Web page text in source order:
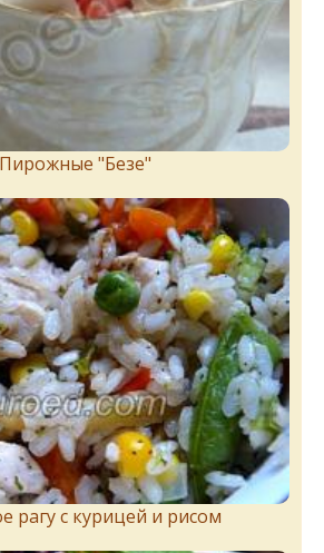
Пирожныe "Бeзe"
рагу с курицей и рисом